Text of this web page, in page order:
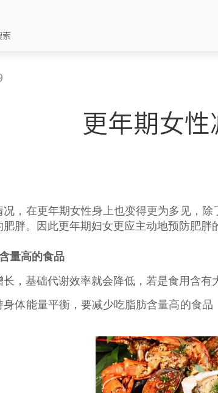
索
更年期女
况，在更年期女性身上也变得更为多见，
肥胖。因此更年期妇女更应主动地预防肥胖
量高的食品
长，基础代谢效率就会降低，若是食用含有
身体能量平衡，要减少吃脂肪含量高的食